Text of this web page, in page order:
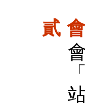
貳